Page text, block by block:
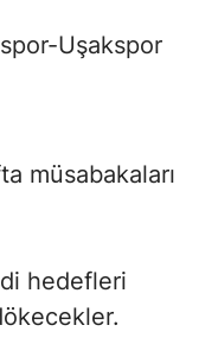
Uşakspor
müsabakaları
hedefleri